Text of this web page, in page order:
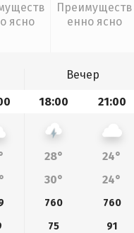
ясно
Преимуществ
енно ясно
Вечер
18:00 21:00
28°
24°
30° 24°
760
760
75
91